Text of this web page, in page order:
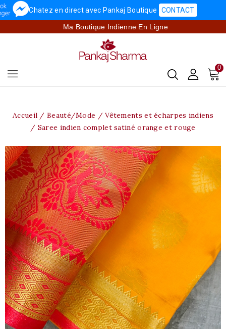
Chatez en direct avec Pankaj Boutique CONTACT
Ma Boutique Indienne En Ligne
0
Accueil Beauté/Mode
Vêtements et écharpes indiens
Saree indien complet satiné orange et rouge